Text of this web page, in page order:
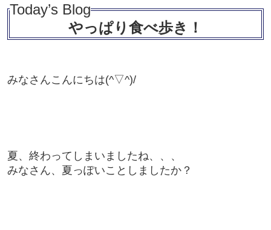
Today’s Blog
やっぱり食べ歩き！
みなさんこんにちは(^▽^)/
夏、終わってしまいましたね、、、
みなさん、夏っぽいことしましたか？